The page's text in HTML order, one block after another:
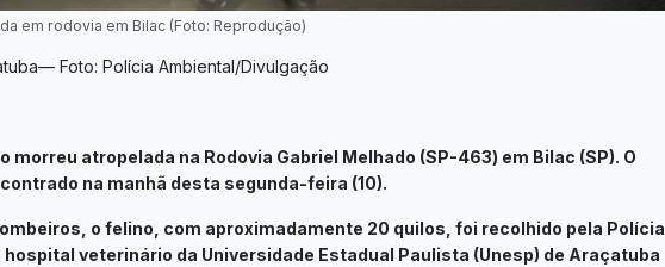
em rodovia em Bilac (Foto: Reprodução)
Foto: Polícia Ambiental/Divulgação
morreu atropelada na Rodovia Gabriel Melhado (SP-463) em Bilac (SP). O
na manhã desta segunda-feira (10).
o felino, com aproximadamente 20 quilos, foi recolhido pela Polícia
hospital veterinário da Universidade Estadual Paulista (Unesp) de Araçatuba